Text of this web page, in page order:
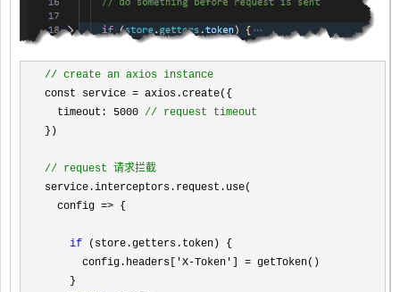
// create an axios instance
const service = axios.create({
  timeout:
5000 // request timeout
})
// request 请求拦截
service.interceptors.request.use(
  config
=> {
if (store.getters.token) {
      config.headers[
'X-Token'] = getToken()
    }